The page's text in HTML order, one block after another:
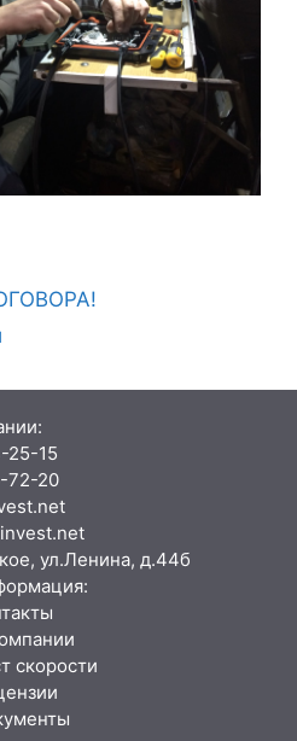
25-15
72-20
ул.Ленина, д.44б
скорости